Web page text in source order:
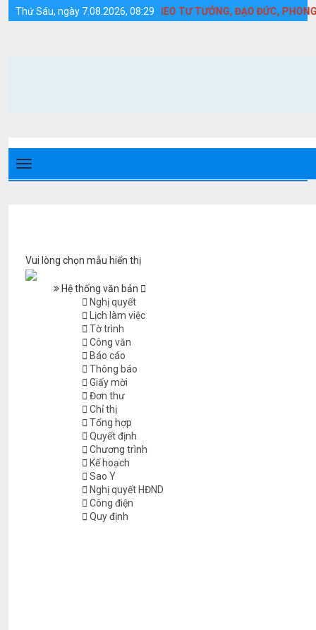
Quy định - Huyện Cồn Cỏ
Thứ Sáu, ngày 7.08.2026, 08:29
HỌC TẬP VÀ LÀM THEO TƯ TƯỞNG, ĐẠO ĐỨC, PHONG CÁCH
Vui lòng chọn mẫu hiển thị
Hệ thống văn bản
Nghị quyết
Lịch làm việc
Tờ trình
Công văn
Báo cáo
Thông báo
Giấy mời
Đơn thư
Chỉ thị
Tổng hợp
Quyết định
Chương trình
Kế hoạch
Sao Y
Nghị quyết HĐND
Công điện
Quy định